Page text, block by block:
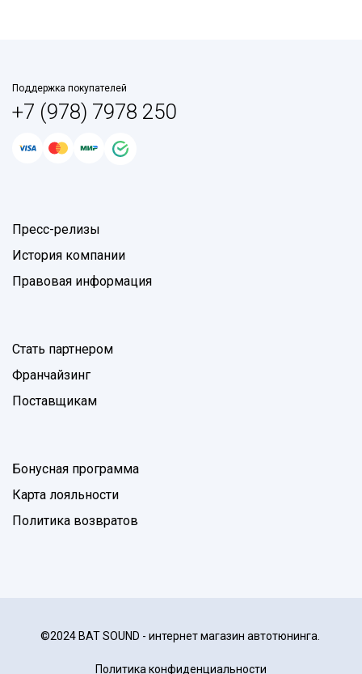
Поддержка покупателей
+7 (978) 7978 250
Пресс-релизы
История компании
Правовая информация
Стать партнером
Франчайзинг
Поставщикам
Бонусная программа
Карта лояльности
Политика возвратов
©2024 BAT SOUND - интернет магазин автотюнинга.
Политика конфиденциальности